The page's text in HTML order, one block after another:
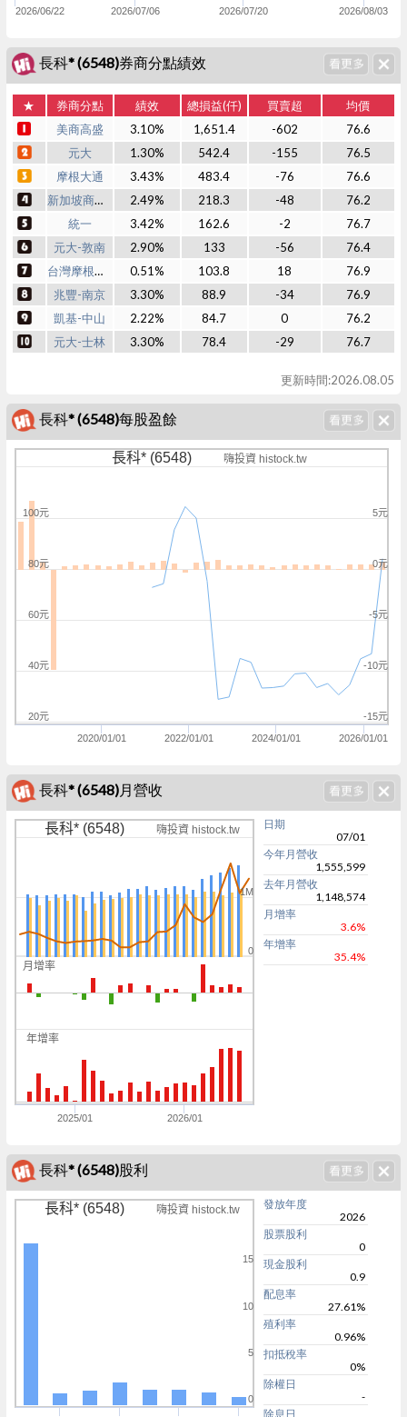
2026/06/22 2026/07/06 2026/07/20 2026/08/03
長科* (6548)券商分點績效
★ 券商分點 績效 總損益(仟) 買賣超
均價
美商高盛
3.10% 1,651.4 -602
76.6
元大
1.30% 542.4 -155
76.5
摩根大通
3.43% 483.4 -76
76.6
新加坡商瑞銀
2.49% 218.3 -48
76.2
統一
3.42% 162.6 -2
76.7
元大-敦南
2.90% 133 -56
76.4
台灣摩根士丹利
0.51% 103.8 18
76.9
兆豐-南京
3.30% 88.9 -34
76.9
凱基-中山
2.22% 84.7 0
76.2
元大-士林
3.30% 78.4 -29 76.7
更新時間:2026.08.05
長科* (6548)每股盈餘
長科* (6548) 嗨投資 histock.tw
2020/01/01 2022/01/01 2024/01/01 2026/01/01
-15元
-10元
-5元
0元
5元
20元
40元
60元
80元
100元
長科* (6548)月營收
月增率
年增率
長科* (6548) 嗨投資 histock.tw
2025/01 2026/01
0
1M
日期
07/01
今年月營收
1,555,599
去年月營收
1,148,574
月增率
3.6%
年增率
35.4%
長科* (6548)股利
長科* (6548) 嗨投資 histock.tw
0
5
10
15
發放年度
2026
股票股利
0
現金股利
0.9
配息率
27.61%
殖利率
0.96%
扣抵稅率
0%
除權日
-
除息日